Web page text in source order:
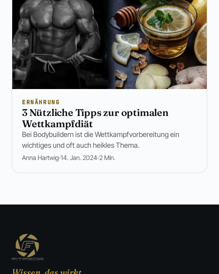
ERNÄHRUNG
3 Nützliche Tipps zur optimalen
Wettkampfdiät
Bei Bodybuildern ist die Wettkampfvorbereitung ein
wichtiges und oft auch heikles Thema.
Anna Hartwig 14. Jan. 2024 2 Min.